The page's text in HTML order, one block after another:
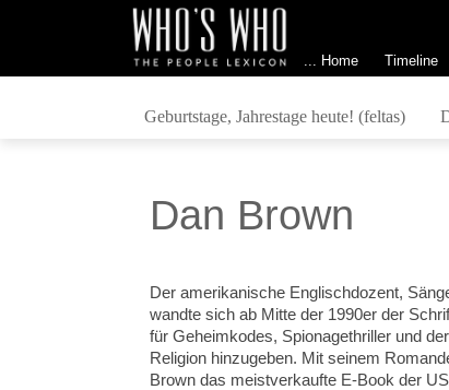
... Home Timeline
Geburtstage, Jahrestage heute! (feltas)
Dan Brown
Der amerikanische Englischdozent,
wandte sich ab Mitte der 1990er der
für Geheimkodes, Spionagethriller und
Religion hinzugeben. Mit seinem
Brown das meistverkaufte E-Book der